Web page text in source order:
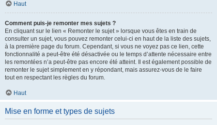
Haut
Comment puis-je remonter mes sujets ?
En cliquant sur le lien « Remonter le sujet » lorsque vous êtes en train de
consulter un sujet, vous pouvez remonter celui-ci en haut de la liste des sujets,
à la première page du forum. Cependant, si vous ne voyez pas ce lien, cette
fonctionnalité a peut-être été désactivée ou le temps d’attente nécessaire entre
les remontées n’a peut-être pas encore été atteint. Il est également possible de
remonter le sujet simplement en y répondant, mais assurez-vous de le faire
tout en respectant les règles du forum.
Haut
Mise en forme et types de sujets